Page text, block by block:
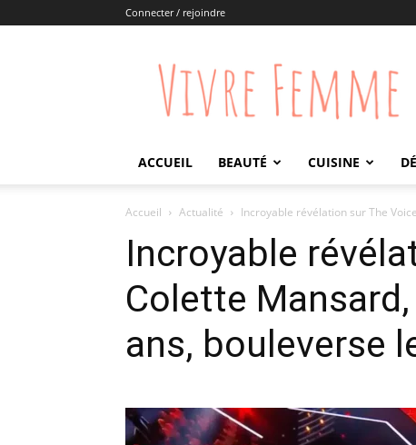
Connecter / rejoindre
Vivre
Femme
ACCUEIL BEAUTÉ CUISINE
Accueil Actualité Incroyable révélation sur The
Incroyable
Colette
ans, bouleverse